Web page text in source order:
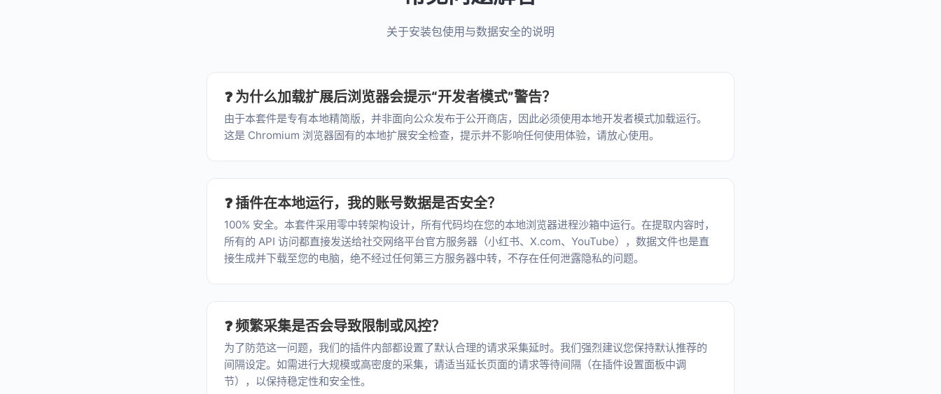
关于安装包使用与数据安全的说明
❓ 为什么加载扩展后浏览器会提示“开发者模式”警告？
由于本套件是专有本地精简版，并非面向公众发布于公开商店，因此必须使用本地开发者模式加载运行。
这是 Chromium 浏览器固有的本地扩展安全检查，提示并不影响任何使用体验，请放心使用。
❓ 插件在本地运行，我的账号数据是否安全？
100% 安全。本套件采用零中转架构设计，所有代码均在您的本地浏览器进程沙箱中运行。在提取内容时，
所有的 API 访问都直接发送给社交网络平台官方服务器（小红书、X.com、YouTube），数据文件也是直
接生成并下载至您的电脑，绝不经过任何第三方服务器中转，不存在任何泄露隐私的问题。
❓ 频繁采集是否会导致限制或风控？
为了防范这一问题，我们的插件内部都设置了默认合理的请求采集延时。我们强烈建议您保持默认推荐的
间隔设定。如需进行大规模或高密度的采集，请适当延长页面的请求等待间隔（在插件设置面板中调
节），以保持稳定性和安全性。